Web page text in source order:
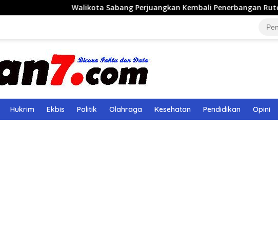
Walikota Sabang Perjuangkan Kembali Penerbangan Rute Sabang-Medan
Hukrim Ekbis Politik Olahraga Kesehatan Pendidikan Opini